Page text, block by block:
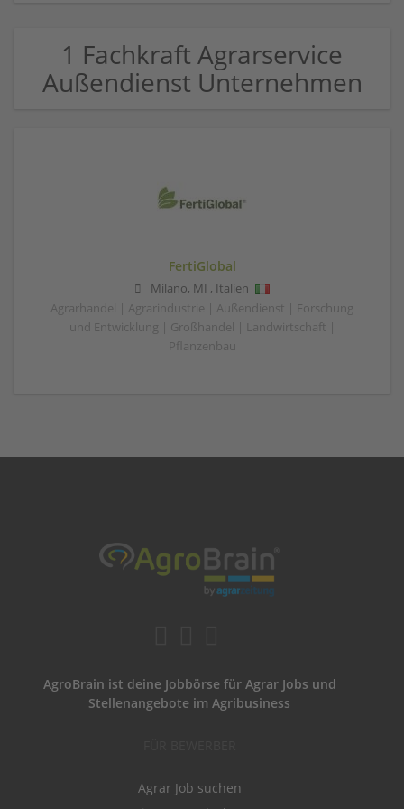
1 Fachkraft Agrarservice
Außendienst Unternehmen
FertiGlobal
Milano, MI , Italien
Agrarhandel | Agrarindustrie | Außendienst | Forschung
und Entwicklung | Großhandel | Landwirtschaft |
Pflanzenbau
AgroBrain ist deine Jobbörse für Agrar Jobs und
Stellenangebote im Agribusiness
Agrar Job suchen